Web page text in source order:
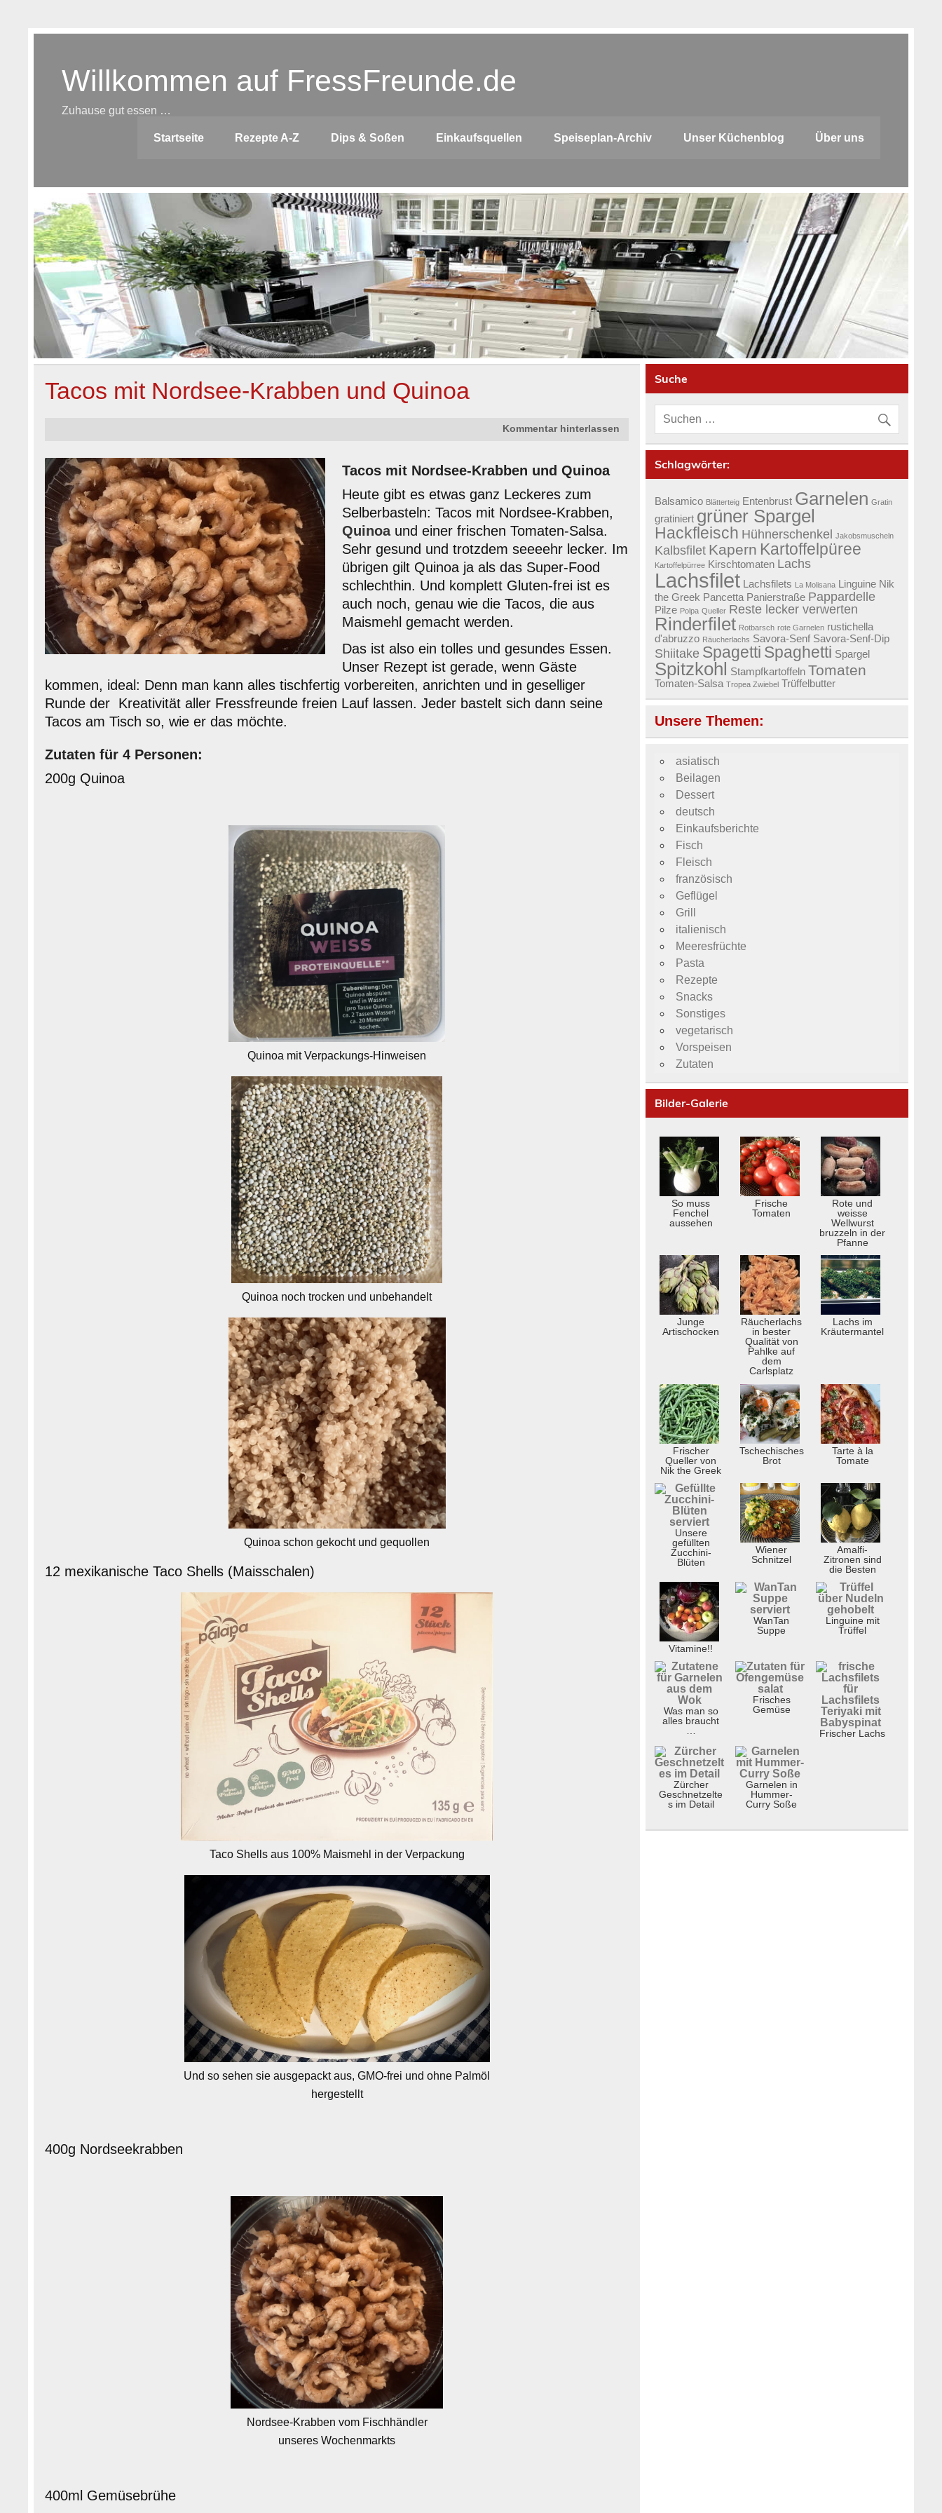
Willkommen auf FressFreunde.de
Zuhause gut essen …
Startseite Rezepte A-Z Dips & Soßen Einkaufsquellen Speiseplan-Archiv Unser Küchenblog Über uns
Tacos mit Nordsee-Krabben und Quinoa
Kommentar hinterlassen
Tacos mit Nordsee-Krabben und Quinoa
Heute gibt es etwas ganz Leckeres zum
Selberbasteln: Tacos mit Nordsee-Krabben,
Quinoaund einer frischen Tomaten-Salsa.
Sehr gesund und trotzdem seeeehr lecker. Im
übrigen gilt Quinoa ja als das Super-Food
schlechthin. Und komplett Gluten-frei ist es
auch noch, genau wie die Tacos, die aus
Maismehl gemacht werden.
Das ist also ein tolles und gesundes Essen.
Unser Rezept ist gerade, wenn Gäste
kommen, ideal: Denn man kann alles tischfertig vorbereiten, anrichten und in geselliger
Runde der Kreativität aller Fressfreunde freien Lauf lassen. Jeder bastelt sich dann seine
Tacos am Tisch so, wie er das möchte.
Zutaten für 4 Personen:
200g Quinoa
Quinoa mit Verpackungs-Hinweisen
Quinoa noch trocken und unbehandelt
Quinoa schon gekocht und gequollen
12 mexikanische Taco Shells (Maisschalen)
Taco Shells aus 100% Maismehl in der Verpackung
Und so sehen sie ausgepackt aus, GMO-frei und ohne Palmöl
hergestellt
400g Nordseekrabben
Nordsee-Krabben vom Fischhändler
unseres Wochenmarkts
400ml Gemüsebrühe
Suche
Schlagwörter:
Balsamico Blätterteig Entenbrust Garnelen Gratin
gratiniert grüner Spargel
Hackfleisch Hühnerschenkel Jakobsmuscheln
Kalbsfilet Kapern Kartoffelpüree
Kartoffelpürree Kirschtomaten Lachs
Lachsfilet Lachsfilets La Molisana Linguine Nik
the Greek Pancetta Panierstraße Pappardelle
Pilze Polpa Queller Reste lecker verwerten
Rinderfilet Rotbarsch rote Garnelen rustichella
d'abruzzo Räucherlachs Savora-Senf Savora-Senf-Dip
Shiitake Spagetti Spaghetti Spargel
Spitzkohl Stampfkartoffeln Tomaten
Tomaten-Salsa Tropea Zwiebel Trüffelbutter
Unsere Themen:
asiatisch
Beilagen
Dessert
deutsch
Einkaufsberichte
Fisch
Fleisch
französisch
Geflügel
Grill
italienisch
Meeresfrüchte
Pasta
Rezepte
Snacks
Sonstiges
vegetarisch
Vorspeisen
Zutaten
Bilder-Galerie
So muss
Fenchel
aussehen
Frische
Tomaten
Rote und
weisse
Wellwurst
bruzzeln in der
Pfanne
Junge
Artischocken
Räucherlachs
in bester
Qualität von
Pahlke auf
dem
Carlsplatz
Lachs im
Kräutermantel
Frischer
Queller von
Nik the Greek
Tschechisches
Brot
Tarte à la
Tomate
Unsere
gefüllten
Zucchini-
Blüten
Wiener
Schnitzel
Amalfi-
Zitronen sind
die Besten
Vitamine!!
WanTan
Suppe
Linguine mit
Trüffel
Was man so
alles braucht
Frisches
Gemüse
Frischer Lachs
Zürcher
Geschnetzelte
s im Detail
Garnelen in
Hummer-
Curry Soße